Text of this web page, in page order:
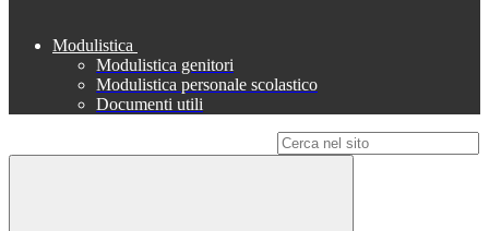
Modulistica
Modulistica genitori
Modulistica personale scolastico
Documenti utili